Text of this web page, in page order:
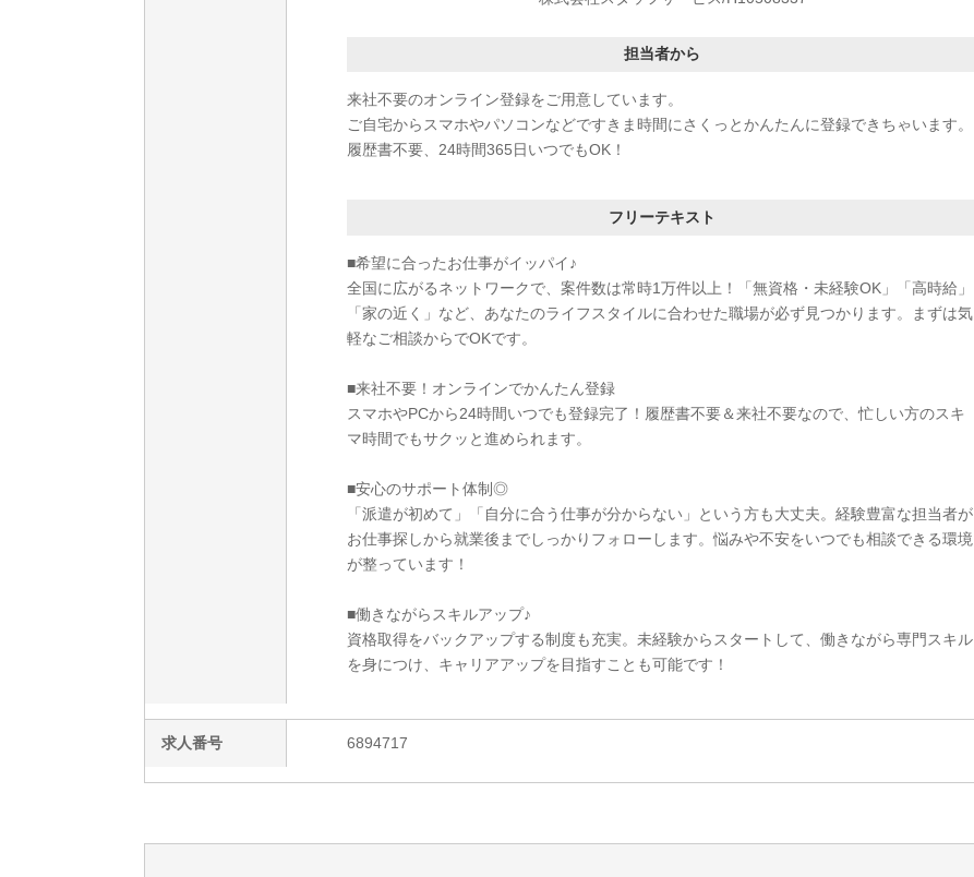
担当者から
来社不要のオンライン登録をご用意しています。
ご自宅からスマホやパソコンなどですきま時間にさくっとかんたんに登録できちゃいます。
履歴書不要、24時間365日いつでもOK！
フリーテキスト
■希望に合ったお仕事がイッパイ♪
全国に広がるネットワークで、案件数は常時1万件以上！「無資格・未経験OK」「高時給」
「家の近く」など、あなたのライフスタイルに合わせた職場が必ず見つかります。まずは気
軽なご相談からでOKです。
■来社不要！オンラインでかんたん登録
スマホやPCから24時間いつでも登録完了！履歴書不要＆来社不要なので、忙しい方のスキ
マ時間でもサクッと進められます。
■安心のサポート体制◎
「派遣が初めて」「自分に合う仕事が分からない」という方も大丈夫。経験豊富な担当者が
お仕事探しから就業後までしっかりフォローします。悩みや不安をいつでも相談できる環境
が整っています！
■働きながらスキルアップ♪
資格取得をバックアップする制度も充実。未経験からスタートして、働きながら専門スキル
を身につけ、キャリアアップを目指すことも可能です！
求人番号 6894717